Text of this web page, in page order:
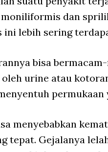
dan
lebih sering
bisa
urine atau
menyebabkan
tepat. Gejalanya